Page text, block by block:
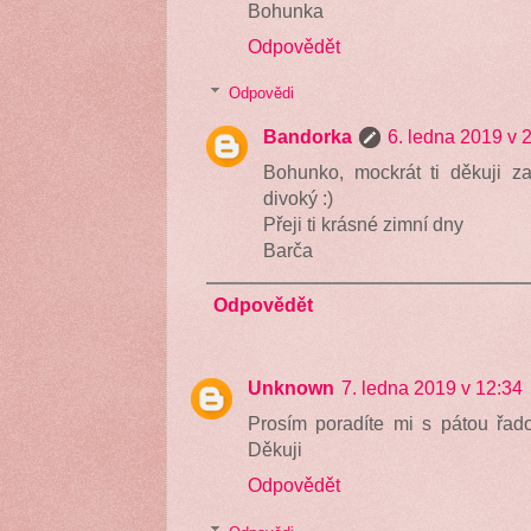
Bohunka
Odpovědět
Odpovědi
Bandorka
6. ledna 2019 v
Bohunko, mockrát ti děkuji
divoký :)
Přeji ti krásné zimní dny
Barča
Odpovědět
Unknown 7. ledna 2019 v 12:34
Prosím poradíte mi s pátou
Děkuji
Odpovědět